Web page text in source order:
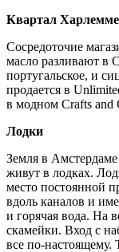
Квартал
Сосредоточие
масло разливают в
португальское, и
продается в
в модном Crafts and
Лодки
Земля в
живут в лодках.
место постоянной
вдоль каналов и
и горячая вода. На
скамейки. Вход с
все по-настоящему.